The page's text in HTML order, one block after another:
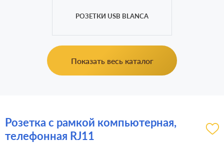
РОЗЕТКИ USB BLANCA
Показать весь каталог
Розетка с рамкой компьютерная,
телефонная RJ11